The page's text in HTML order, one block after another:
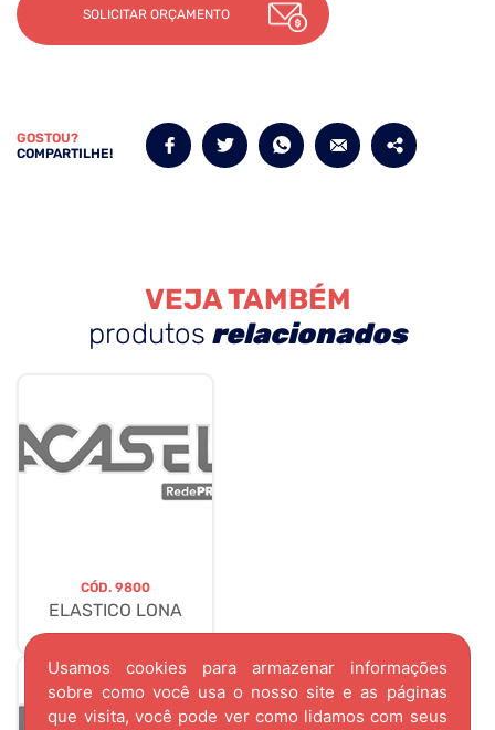
Usamos cookies para armazenar informações
sobre como você usa o nosso site e as páginas
que visita, você pode ver como lidamos com seus
SOLICITAR ORÇAMENTO
GOSTOU?
COMPARTILHE!
VEJA TAMBÉM
produtos relacionados
CÓD. 9800
ELASTICO LONA